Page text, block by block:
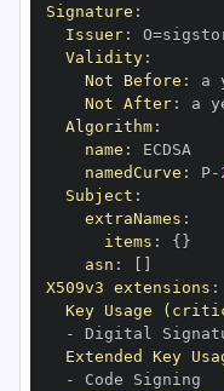
Signature :
Issuer:
Validity:
Not Before : a
Not After: a
Algorithm:
name :
namedCurve : P-
Subject :
extraNames :
items : { }
asn :
X509v3 extensions :
Key Usage
-
Extended Key
-